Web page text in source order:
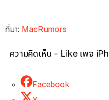
ที่มา: MacRumors
ความคิดเห็น - Like เพจ
Facebook